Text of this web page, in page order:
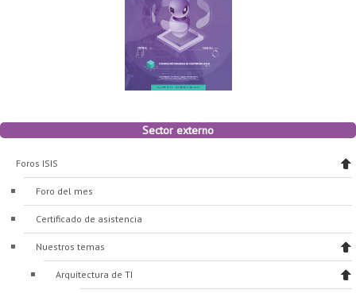
Sector externo
Foros ISIS
Foro del mes
Certificado de asistencia
Nuestros temas
Arquitectura de TI